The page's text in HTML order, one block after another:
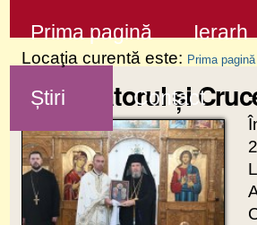
la
conţinut
Sari
la
navigare
Prima pagină Ierarh
Știri Contact
Locaţia curentă este: Prima pagină
Semănătorul și